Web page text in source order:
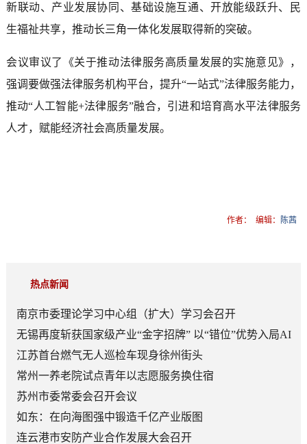
新联动、产业发展协同、基础设施互通、开放能级跃升、民
生福祉共享，推动长三角一体化发展取得新的突破。
会议审议了《关于推动法律服务高质量发展的实施意见》，
强调要做强法律服务机构平台，提升“一站式”法律服务能力，
推动“人工智能+法律服务”融合，引进和培育高水平法律服务
人才，赋能经济社会高质量发展。
作者： 编辑： 陈茜
热点新闻
南京市委理论学习中心组（扩大）学习会召开
无锡再度斩获国家级产业“金字招牌” 以“错位”优势入局AI
顶层赛道
江苏首台燃气无人巡检车现身徐州街头
常州一养老院试点青年以志愿服务换住宿
苏州市委常委会召开会议
如东：在向海图强中锻造千亿产业版图
连云港市安防产业合作发展大会召开